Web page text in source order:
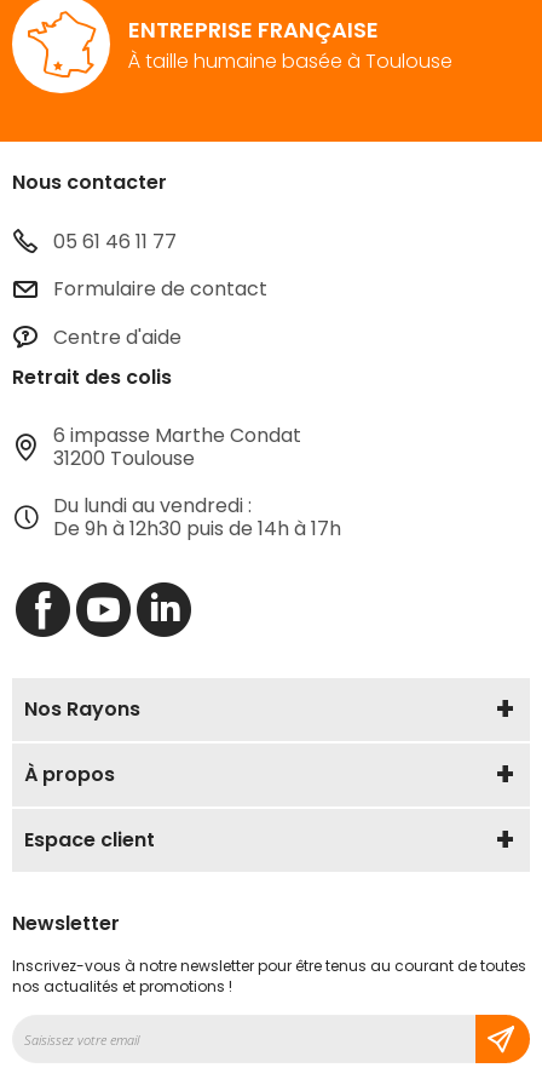
ENTREPRISE FRANÇAISE
À taille humaine basée à Toulouse
Nous contacter
05 61 46 11 77
Formulaire de contact
Centre d'aide
Retrait des colis
6 impasse Marthe Condat
31200 Toulouse
Du lundi au vendredi :
De 9h à 12h30 puis de 14h à 17h
Nos Rayons
À propos
Espace client
Newsletter
Inscrivez-vous à notre newsletter pour être tenus au courant de toutes
nos actualités et promotions !